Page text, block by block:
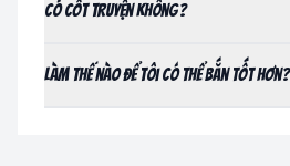
Có cốt truyện không?
Làm thế nào để tôi có thể bắn tốt hơn?